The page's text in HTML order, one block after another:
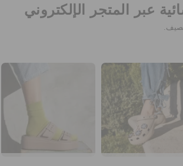
عبر المتجر الإلكتروني